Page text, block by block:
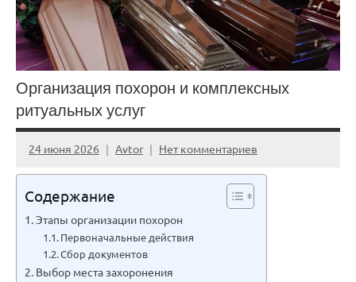
Организация похорон и комплексных
ритуальных услуг
24 июня 2026 Avtor Нет комментариев
Содержание
Этапы организации похорон
Первоначальные действия
Сбор документов
Выбор места захоронения